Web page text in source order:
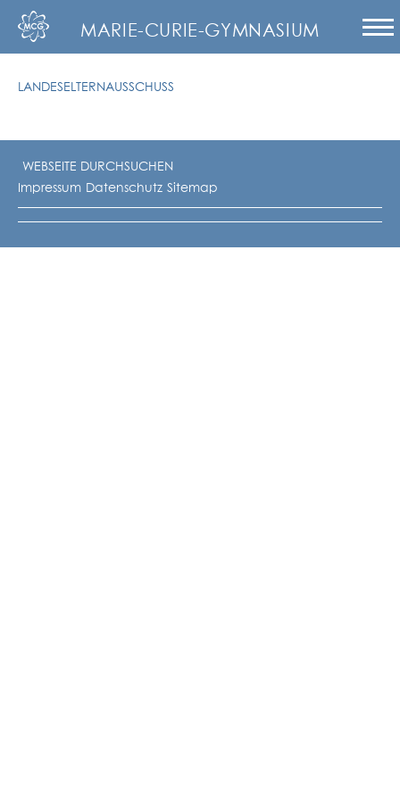
MARIE-CURIE-GYMNASIUM
LANDESELTERNAUSSCHUSS
Impressum Datenschutz Sitemap